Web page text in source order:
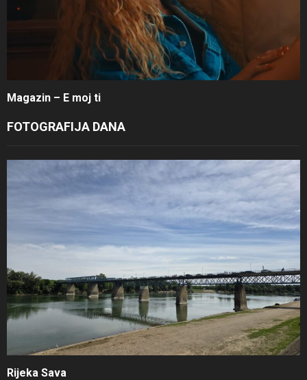
Magazin – E moj ti
FOTOGRAFIJA DANA
Rijeka Sava